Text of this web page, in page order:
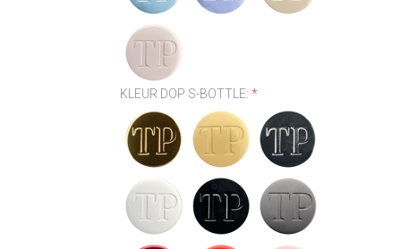
KLEUR DOP S-BOTTLE:*